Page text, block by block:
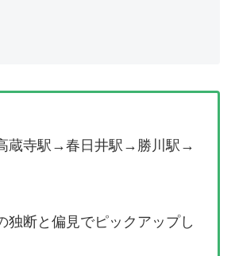
蔵寺駅→春日井駅→勝川駅→
断と偏見でピックアップし